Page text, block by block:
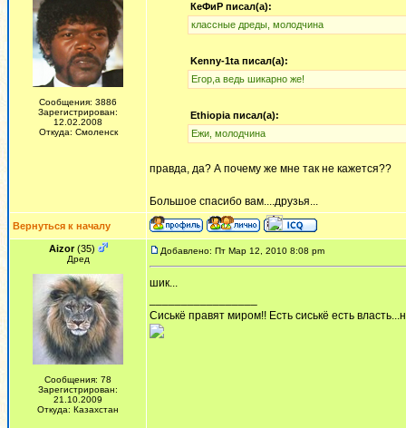
Сообщения: 3886
Зарегистрирован:
12.02.2008
Откуда: Смоленск
КеФиР писал(а):
классные дреды, молодчина
Kenny-1ta писал(а):
Егор,а ведь шикарно же!
Ethiopia писал(а):
Ежи, молодчина
правда, да? А почему же мне так не кажется??
Большое спасибо вам....друзья...
Вернуться к началу
Aizor(35)
Дред
Сообщения: 78
Зарегистрирован:
21.10.2009
Откуда: Казахстан
Добавлено: Пт Мар 12, 2010 8:08 pm
шик...
Cиськё правят миром!! Есть сиськё есть